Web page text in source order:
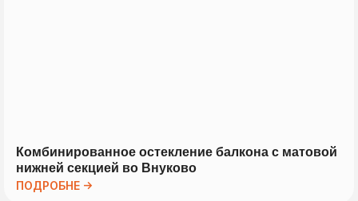
Комбинированное остекление балкона с матовой
нижней секцией во Внуково
ПОДРОБНЕ →